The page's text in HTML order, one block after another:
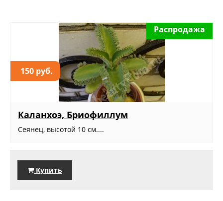
150 руб.
Распродажа
Каланхоэ, Бриофиллум
Сеянец, высотой 10 см....
Купить